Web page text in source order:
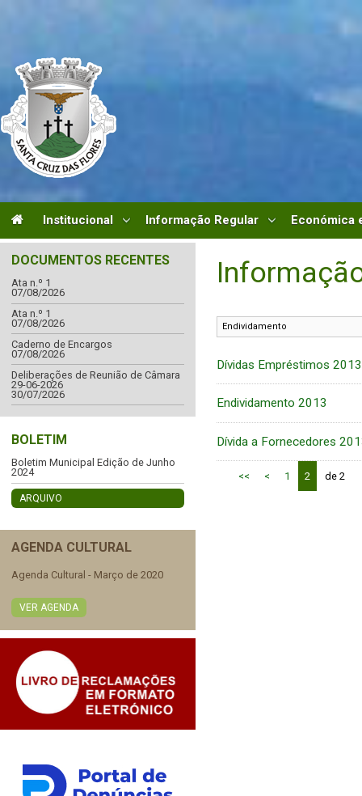
Institucional Informação Regular Económica
DOCUMENTOS RECENTES
Ata n.º 1
07/08/2026
Ata n.º 1
07/08/2026
Caderno de Encargos
07/08/2026
Deliberações de Reunião de Câmara
29-06-2026
30/07/2026
BOLETIM
Boletim Municipal Edição de Junho
2024
ARQUIVO
AGENDA CULTURAL
Agenda Cultural - Março de 2020
VER AGENDA
Dívidas Empréstimos 2013
Endividamento 2013
Dívida a Fornecedores
<< < 1 2 de 2